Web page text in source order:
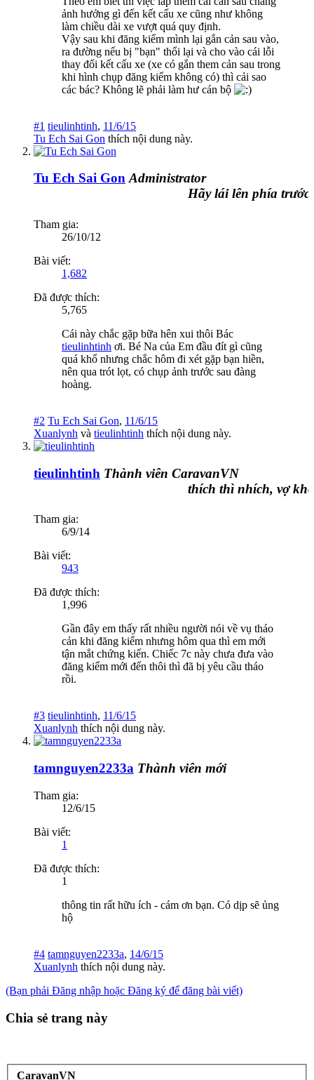
ảnh hưởng gì đến kết cấu xe cũng như không
làm chiều dài xe vượt quá quy định.
Vậy sau khi đăng kiểm mình lại gắn cản sau vào,
ra đường nếu bị "bạn" thổi lại và cho vào cái lỗi
thay đổi kết cấu xe (xe có gắn them cản sau trong
khi hình chụp đăng kiểm không có) thì cải sao
các bác? Không lẽ phải làm hư cán bộ
#1 tieulinhtinh, 11/6/15
Tu Ech Sai Gon thích nội dung này.
Tu Ech Sai Gon Administrator
Hãy lái lên phía
Tham gia:
26/10/12
Bài viết:
1,682
Đã được thích:
5,765
Cái này chắc gặp bữa hên xui thôi Bác
tieulinhtinh ơi. Bé Na của Em đầu đít gì cũng
quá khổ nhưng chắc hôm đi xét gặp bạn hiền,
nên qua trót lọt, có chụp ảnh trước sau đàng
hoàng.
#2 Tu Ech Sai Gon, 11/6/15
Xuanlynh và tieulinhtinh thích nội dung này.
tieulinhtinh Thành viên CaravanVN
thích thì nhích, vợ
Tham gia:
6/9/14
Bài viết:
943
Đã được thích:
1,996
Gần đây em thấy rất nhiều người nói về vụ tháo
cản khi đăng kiểm nhưng hôm qua thì em mới
tận mắt chứng kiến. Chiếc 7c này chưa đưa vào
đăng kiểm mới đến thôi thì đã bị yêu cầu tháo
rồi.
#3 tieulinhtinh, 11/6/15
Xuanlynh thích nội dung này.
tamnguyen2233a Thành viên mới
Tham gia:
12/6/15
Bài viết:
1
Đã được thích:
1
thông tin rất hữu ích - cám ơn bạn. Có dịp sẽ ủng
hộ
#4 tamnguyen2233a, 14/6/15
Xuanlynh thích nội dung này.
(Bạn phải Đăng nhập hoặc Đăng ký để đăng bài viết)
Chia sẻ trang này
CaravanVN